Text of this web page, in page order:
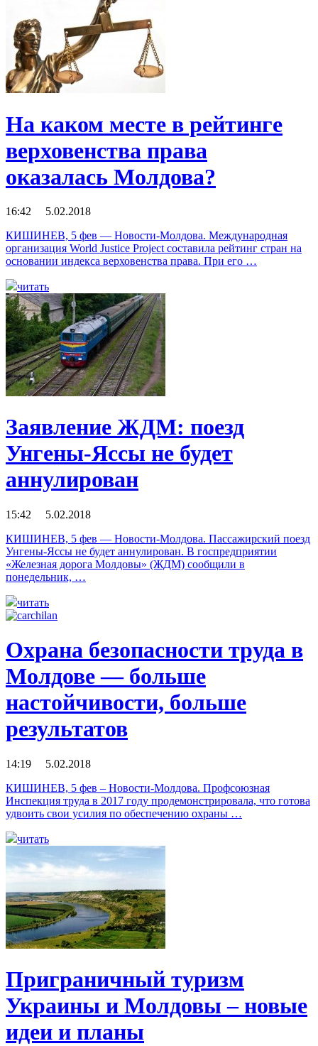
На каком месте в рейтинге
верховенства права
оказалась Молдова?
16:42 5.02.2018
КИШИНЕВ, 5 фев — Новости-Молдова. Международная
организация World Justice Project составила рейтинг стран на
основании индекса верховенства права. При его …
читать
Заявление ЖДМ: поезд
Унгены-Яссы не будет
аннулирован
15:42 5.02.2018
КИШИНЕВ, 5 фев — Новости-Молдова. Пассажирский поезд
Унгены-Яссы не будет аннулирован. В госпредприятии
«Железная дорога Молдовы» (ЖДМ) сообщили в
понедельник, …
читать
Охрана безопасности труда в
Молдове — больше
настойчивости, больше
результатов
14:19 5.02.2018
КИШИНЕВ, 5 фев – Новости-Молдова. Профсоюзная
Инспекция труда в 2017 году продемонстрировала, что готова
удвоить свои усилия по обеспечению охраны …
читать
Приграничный туризм
Украины и Молдовы – новые
идеи и планы